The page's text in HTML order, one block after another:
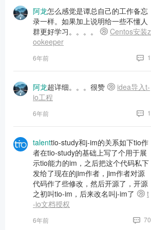
阿龙怎么感觉是谭总自己的工作备忘
录一样。如果加上说明给一些不懂人
群更好学习。。。。
Centos安装z
ookeeper
6年前 1
阿龙超详细。。。很赞
idea导入t-
io工程
6年前 1
talenttio-study和j-im的关系如下tio作
者在tio-study的基础上写了个用于展
示tio能力的im，之后把这个代码私下
发给了现在的jim作者，jim作者对源
代码作了些修改，然后开源了，开源
之初叫tio-im，后来改名叫j-im了
t
-io文档授权
6年前 70